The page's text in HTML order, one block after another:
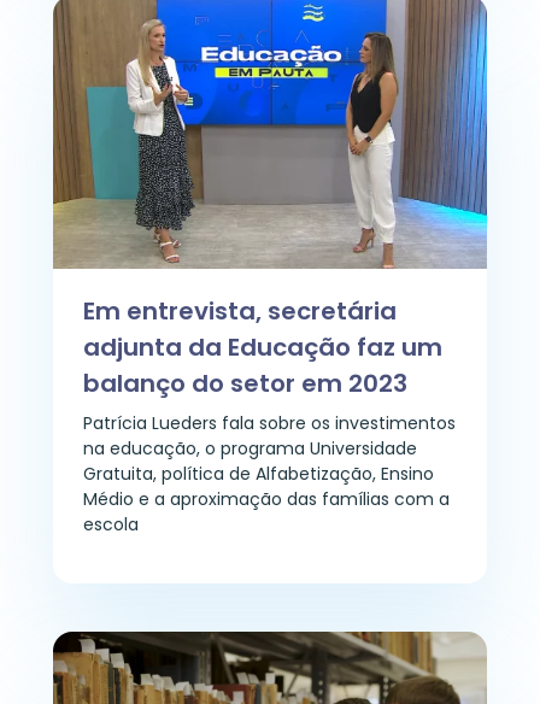
Em entrevista, secretária
adjunta da Educação faz um
balanço do setor em 2023
Patrícia Lueders fala sobre os investimentos
na educação, o programa Universidade
Gratuita, política de Alfabetização, Ensino
Médio e a aproximação das famílias com a
escola